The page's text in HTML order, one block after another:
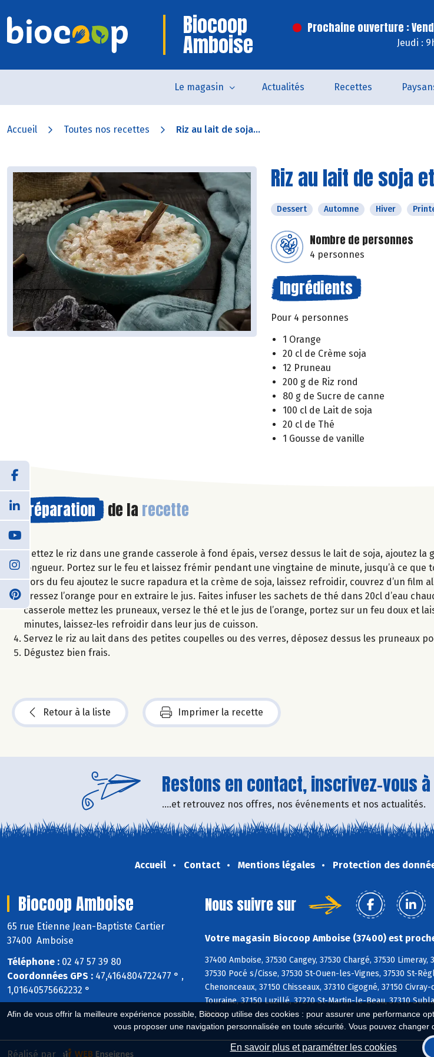
Afin de vous offrir la meilleure expérience possible, Biocoop utilise des cookies : pour assurer une performance
vous proposer une navigation personnalisée en toute sécurité. Vous pouvez
En savoir plus et paramétrer les cookies
Biocoop
Amboise
Prochaine ouverture :
Jeudi :
Le magasin Actualités Recettes
Accueil Toutes nos recettes Riz au lait de soja...
Riz au lait de soja
Dessert Automne Hiver
Nombre de personnes
4 personnes
Ingrédients
Pour 4 personnes
1 Orange
20 cl de Crème soja
12 Pruneau
200 g de Riz rond
80 g de Sucre de canne
100 cl de Lait de soja
20 cl de Thé
1 Gousse de vanille
Préparation de la recette
Mettez le riz dans une grande casserole à fond épais, versez dessus le lait de soja, ajoutez la
longueur. Portez sur le feu et laissez frémir pendant une vingtaine de minute, jusqu’à ce que
Hors du feu ajoutez le sucre rapadura et la crème de soja, laissez refroidir, couvrez d’un film
Pressez l’orange pour en extraire le jus. Faites infuser les sachets de thé dans 20cl d’eau
casserole mettez les pruneaux, versez le thé et le jus de l’orange, portez sur un feu doux et
minutes, laissez-les refroidir dans leur jus de cuisson.
Servez le riz au lait dans des petites coupelles ou des verres, déposez dessus les pruneaux
Dégustez bien frais.
Retour à la liste Imprimer la recette
Restons en contact, inscrivez-vous
....et retrouvez nos offres, nos événements et nos actualités.
Accueil Contact Mentions légales Protection des
Biocoop Amboise
65 rue Etienne Jean-Baptiste Cartier
37400 Amboise
Téléphone : 02 47 57 39 80
Coordonnées GPS : 47,4164804722477 ° ,
1,01640575662232 °
Nous suivre sur
Votre magasin Biocoop Amboise (37400) est
37400 Amboise, 37530 Cangey, 37530 Chargé, 37530
37530 Pocé s/Cisse, 37530 St-Ouen-les-Vignes, 37530 St-
Chenonceaux, 37150 Chisseaux, 37310 Cigogné, 37150
Touraine, 37150 Luzillé, 37270 St-Martin-le-Beau, 37310
Bois
Réalisé par